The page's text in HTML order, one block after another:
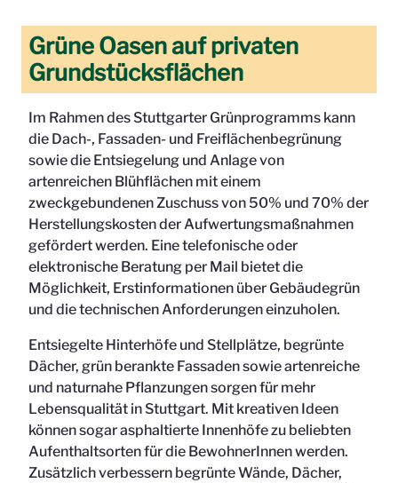
Grüne Oasen auf privaten
Grundstücksflächen
Im Rahmen des Stuttgarter Grünprogramms kann
die Dach-, Fassaden- und Freiflächenbegrünung
sowie die Entsiegelung und Anlage von
artenreichen Blühflächen mit einem
zweckgebundenen Zuschuss von 50% und 70% der
Herstellungskosten der Aufwertungsmaßnahmen
gefördert werden. Eine telefonische oder
elektronische Beratung per Mail bietet die
Möglichkeit, Erstinformationen über Gebäudegrün
und die technischen Anforderungen einzuholen.
Entsiegelte Hinterhöfe und Stellplätze, begrünte
Dächer, grün berankte Fassaden sowie artenreiche
und naturnahe Pflanzungen sorgen für mehr
Lebensqualität in Stuttgart. Mit kreativen Ideen
können sogar asphaltierte Innenhöfe zu beliebten
Aufenthaltsorten für die BewohnerInnen werden.
Zusätzlich verbessern begrünte Wände, Dächer,